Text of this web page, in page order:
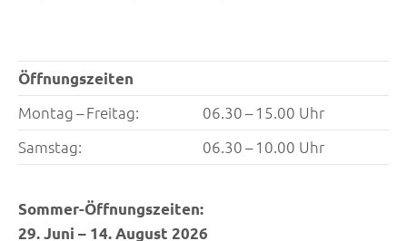
Öffnungszeiten
Montag – Freitag:
06.30 – 15.00 Uhr
Samstag:
06.30 – 10.00 Uhr
Sommer-Öffnungszeiten:
29. Juni – 14. August 2026